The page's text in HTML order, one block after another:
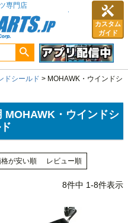
カスタム
ガイド
ドシールド
MOHAWK・ウインドシ
MOHAWK・ウインドシ
が安い順 レビュー順
8件中 1-8件表示